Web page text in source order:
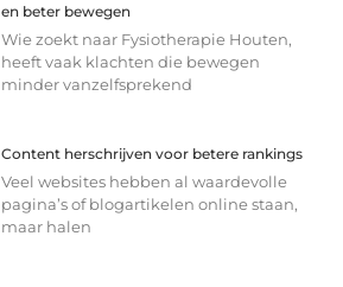
en beter bewegen
Wie zoekt naar Fysiotherapie Houten,
heeft vaak klachten die bewegen
minder vanzelfsprekend
Content herschrijven voor betere rankings
Veel websites hebben al waardevolle
pagina’s of blogartikelen online staan,
maar halen